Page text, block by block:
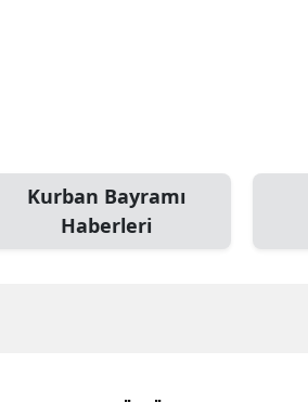
Kurban Bayramı
Haberleri